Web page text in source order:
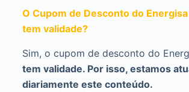
O Cupom de Desconto do
tem validade?
Sim, o cupom de desconto do
tem validade. Por isso, estamos
diariamente este conteúdo.